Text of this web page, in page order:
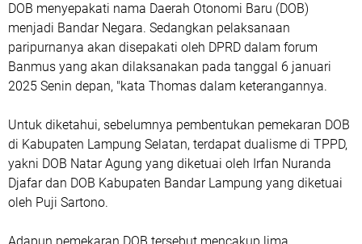
DOB menyepakati nama Daerah Otonomi Baru (DOB)
menjadi Bandar Negara. Sedangkan pelaksanaan
paripurnanya akan disepakati oleh DPRD dalam forum
Banmus yang akan dilaksanakan pada tanggal 6 januari
2025 Senin depan, "kata Thomas dalam keterangannya.
Untuk diketahui, sebelumnya pembentukan pemekaran DOB
di Kabupaten Lampung Selatan, terdapat dualisme di TPPD,
yakni DOB Natar Agung yang diketuai oleh Irfan Nuranda
Djafar dan DOB Kabupaten Bandar Lampung yang diketuai
oleh Puji Sartono.